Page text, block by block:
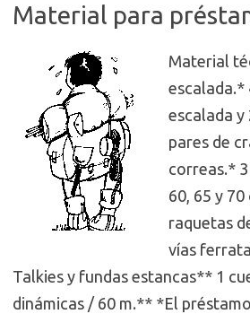
Material para
Material
escalada.*
escalada
pares de
correas.*
60, 65 y
raquetas
vías
Talkies y fundas estancas** 1
dinámicas / 60 m.** *El